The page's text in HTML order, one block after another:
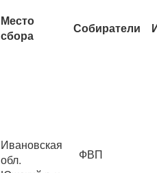
Место
сбора
Собиратели
Ивановская
обл.
ФВП